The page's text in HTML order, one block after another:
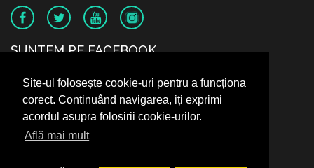
Site-ul folosește cookie-uri pentru a funcționa
corect. Continuând navigarea, iți exprimi
acordul asupra folosirii cookie-urilor.
Află mai mult
SUNTEM PE FACEBOOK